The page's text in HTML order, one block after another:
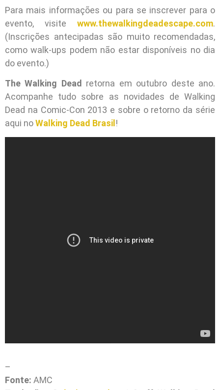
Para mais informações ou para se inscrever para o
evento, visite www.thewalkingdeadescape.com.
(Inscrições antecipadas são muito recomendadas,
como walk-ups podem não estar disponíveis no dia
do evento.)
The Walking Dead retorna em outubro deste ano.
Acompanhe tudo sobre as novidades de Walking
Dead na Comic-Con 2013 e sobre o retorno da série
aqui noWalking Dead Brasil !
–
Fonte: AMC